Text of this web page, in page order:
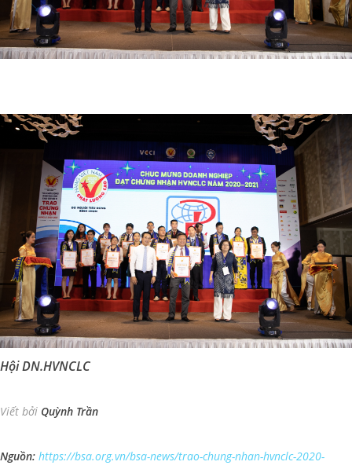
Hội DN.HVNCLC
Viết bởi Quỳnh Trần
Nguồn: https://bsa.org.vn/bsa-news/trao-chung-nhan-hvnclc-2020-